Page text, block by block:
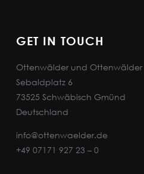
GET IN TOUCH
Ottenwälder und Ottenwälder
Sebaldplatz 6
73525 Schwäbisch Gmünd
Deutschland
info@ottenwaelder.de
+49 07171 927 23 – 0